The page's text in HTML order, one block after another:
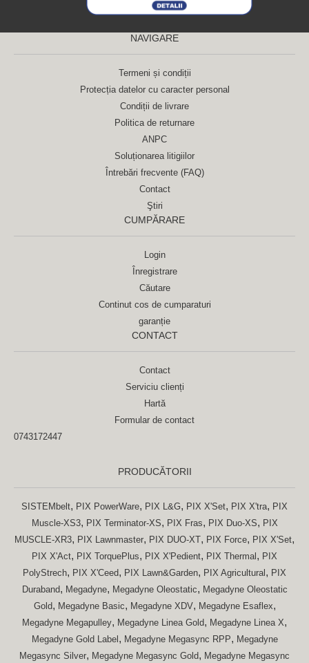
NAVIGARE
Termeni și condiții
Protecția datelor cu caracter personal
Condiții de livrare
Politica de returnare
ANPC
Soluționarea litigiilor
Întrebări frecvente (FAQ)
Contact
Ştiri
CUMPĂRARE
Login
Înregistrare
Căutare
Continut cos de cumparaturi
garanție
CONTACT
Contact
Serviciu clienți
Hartă
Formular de contact
0743172447
PRODUCĂTORII
SISTEMbelt, PIX PowerWare, PIX L&G, PIX X'Set, PIX X'tra, PIX
Muscle-XS3, PIX Terminator-XS, PIX Fras, PIX Duo-XS, PIX
MUSCLE-XR3, PIX Lawnmaster, PIX DUO-XT, PIX Force, PIX X'Set,
PIX X'Act, PIX TorquePlus, PIX X'Pedient, PIX Thermal, PIX
PolyStrech, PIX X'Ceed, PIX Lawn&Garden, PIX Agricultural, PIX
Duraband, Megadyne, Megadyne Oleostatic, Megadyne Oleostatic
Gold, Megadyne Basic, Megadyne XDV, Megadyne Esaflex,
Megadyne Megapulley, Megadyne Linea Gold, Megadyne Linea X,
Megadyne Gold Label, Megadyne Megasync RPP, Megadyne
Megasync Silver, Megadyne Megasync Gold, Megadyne Megasync